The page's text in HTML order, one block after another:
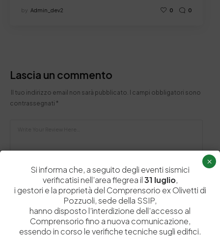
by Admin_dev2 0 0
Lascia un commento
Il tuo indirizzo email non sarà pubblicato. I campi obbligatori sono
contrassegnati *
Si informa che, a seguito degli eventi sismici
verificatisi nell’area flegrea il31 luglio,
i gestori e la proprietà del Comprensorio ex Olivetti di
Pozzuoli, sede della SSIP,
hanno disposto l’interdizione dell’accesso al
Comprensorio fino a nuova comunicazione,
essendo in corso le verifiche tecniche sugli edifici.
×